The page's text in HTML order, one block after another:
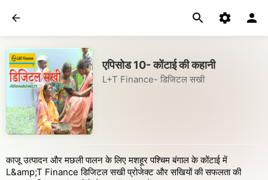
एपिसोड 10- कोंटाई की कहानी
L+T Finance- डिजिटल सखी
काजू उत्पादन और मछली पालन के लिए मशहूर पश्चिम बंगाल के कोंटाई में
L&amp;T Finance डिजिटल सखी प्रोजेक्ट और सखियों की सफलता की